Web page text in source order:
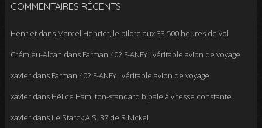
COMMENTAIRES RÉCENTS
Henrietdans Marcel Henriet, le pilote aux 33 500 heures de vol
Crémieu-Alcan dans Farman 402 F-ANFY : véritable avion de voyage
xavierdans Farman 402 F-ANFY : véritable avion de voyage
xavierdans Hélice Hamilton-standard bipale à vitesse constante
xavierdans Le Starck A.S. 37 de R.Nickel